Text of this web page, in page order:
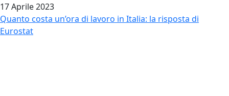
17 Aprile 2023
Quanto costa un’ora di lavoro in Italia: la risposta di
Eurostat